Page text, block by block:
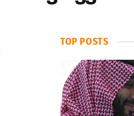
TOP POSTS